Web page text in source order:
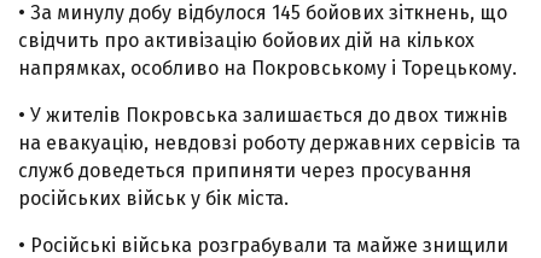
• За минулу добу відбулося 145 бойових зіткнень, що
свідчить про активізацію бойових дій на кількох
напрямках, особливо на Покровському і Торецькому.
• У жителів Покровська залишається до двох тижнів
на евакуацію, невдовзі роботу державних сервісів та
служб доведеться припиняти через просування
російських військ у бік міста.
• Російські війська розграбували та майже знищили